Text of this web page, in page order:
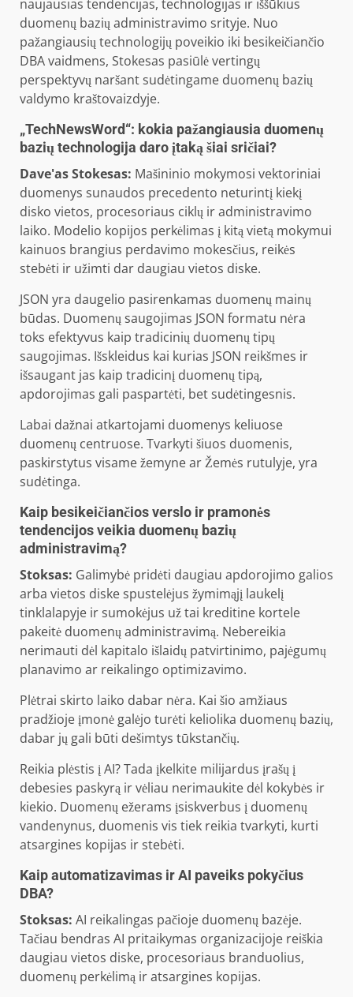
naujausias tendencijas, technologijas ir iššūkius
duomenų bazių administravimo srityje. Nuo
pažangiausių technologijų poveikio iki besikeičiančio
DBA vaidmens, Stokesas pasiūlė vertingų
perspektyvų naršant sudėtingame duomenų bazių
valdymo kraštovaizdyje.
„TechNewsWord“: kokia pažangiausia duomenų
bazių technologija daro įtaką šiai sričiai?
Dave'as Stokesas: Mašininio mokymosi vektoriniai
duomenys sunaudos precedento neturintį kiekį
disko vietos, procesoriaus ciklų ir administravimo
laiko. Modelio kopijos perkėlimas į kitą vietą mokymui
kainuos brangius perdavimo mokesčius, reikės
stebėti ir užimti dar daugiau vietos diske.
JSON yra daugelio pasirenkamas duomenų mainų
būdas. Duomenų saugojimas JSON formatu nėra
toks efektyvus kaip tradicinių duomenų tipų
saugojimas. Išskleidus kai kurias JSON reikšmes ir
išsaugant jas kaip tradicinį duomenų tipą,
apdorojimas gali paspartėti, bet sudėtingesnis.
Labai dažnai atkartojami duomenys keliuose
duomenų centruose. Tvarkyti šiuos duomenis,
paskirstytus visame žemyne ​​ar Žemės rutulyje, yra
sudėtinga.
Kaip besikeičiančios verslo ir pramonės
tendencijos veikia duomenų bazių
administravimą?
Stoksas: Galimybė pridėti daugiau apdorojimo galios
arba vietos diske spustelėjus žymimąjį laukelį
tinklalapyje ir sumokėjus už tai kreditine kortele
pakeitė duomenų administravimą. Nebereikia
nerimauti dėl kapitalo išlaidų patvirtinimo, pajėgumų
planavimo ar reikalingo optimizavimo.
Plėtrai skirto laiko dabar nėra. Kai šio amžiaus
pradžioje įmonė galėjo turėti keliolika duomenų bazių,
dabar jų gali būti dešimtys tūkstančių.
Reikia plėstis į AI? Tada įkelkite milijardus įrašų į
debesies paskyrą ir vėliau nerimaukite dėl kokybės ir
kiekio. Duomenų ežerams įsiskverbus į duomenų
vandenynus, duomenis vis tiek reikia tvarkyti, kurti
atsargines kopijas ir stebėti.
Kaip automatizavimas ir AI paveiks pokyčius
DBA?
Stoksas: AI reikalingas pačioje duomenų bazėje.
Tačiau bendras AI pritaikymas organizacijoje reiškia
daugiau vietos diske, procesoriaus branduolius,
duomenų perkėlimą ir atsargines kopijas.